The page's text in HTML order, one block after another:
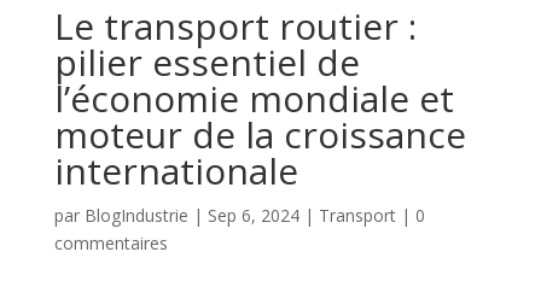
Le transport routier :
pilier essentiel de
l’économie mondiale et
moteur de la croissance
internationale
par BlogIndustrie | Sep 6, 2024| Transport| 0
commentaires